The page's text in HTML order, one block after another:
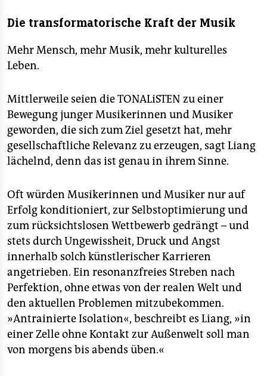
Die transformatorische Kraft der Musik
Mehr Mensch, mehr Musik, mehr kulturelles
Leben.
Mittlerweile seien die TONALiSTEN zu einer
Bewegung junger Musikerinnen und Musiker
geworden, die sich zum Ziel gesetzt hat, mehr
gesellschaftliche Relevanz zu erzeugen, sagt Liang
lächelnd, denn das ist genau in ihrem Sinne.
Oft würden Musikerinnen und Musiker nur auf
Erfolg konditioniert, zur Selbstoptimierung und
zum rücksichtslosen Wettbewerb gedrängt – und
stets durch Ungewissheit, Druck und Angst
innerhalb solch künstlerischer Karrieren
angetrieben. Ein resonanzfreies Streben nach
Perfektion, ohne etwas von der realen Welt und
den aktuellen Problemen mitzubekommen.
»Antrainierte Isolation«, beschreibt es Liang, »in
einer Zelle ohne Kontakt zur Außenwelt soll man
von morgens bis abends üben.«